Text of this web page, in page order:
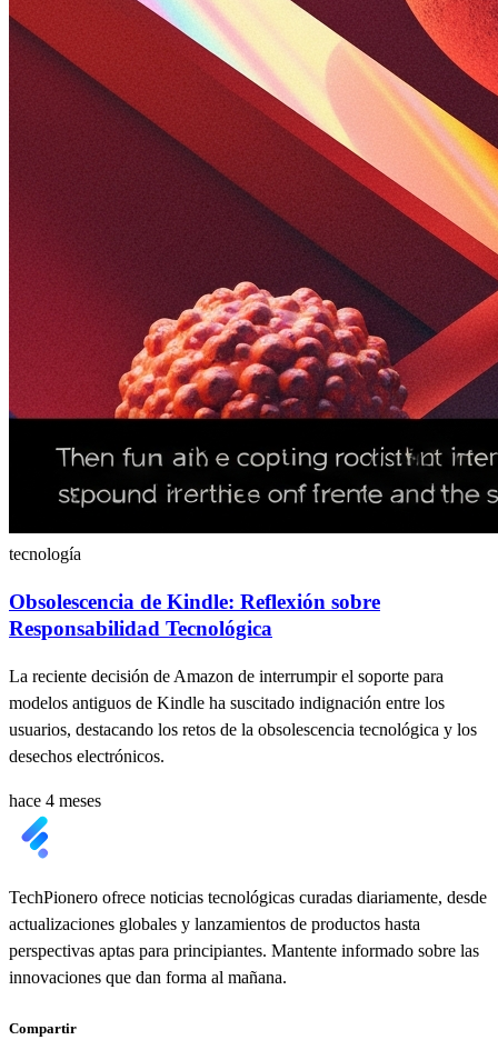
tecnología
Obsolescencia de Kindle: Reflexión sobre
Responsabilidad Tecnológica
La reciente decisión de Amazon de interrumpir el soporte para
modelos antiguos de Kindle ha suscitado indignación entre los
usuarios, destacando los retos de la obsolescencia tecnológica y los
desechos electrónicos.
hace 4 meses
TechPionero ofrece noticias tecnológicas curadas diariamente, desde
actualizaciones globales y lanzamientos de productos hasta
perspectivas aptas para principiantes. Mantente informado sobre las
innovaciones que dan forma al mañana.
Compartir